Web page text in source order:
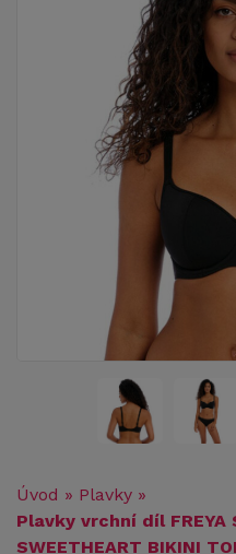
Úvod » Plavky »
Plavky vrchní díl FREYA
SWEETHEART BIKINI